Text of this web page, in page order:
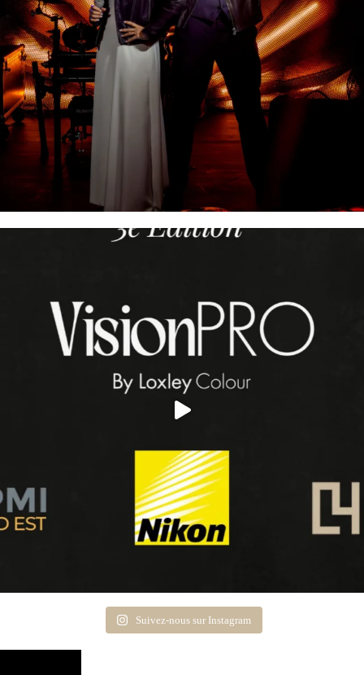
Suivez-nous sur Instagram